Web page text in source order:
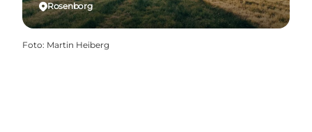
Rosenborg
Foto: Martin Heiberg